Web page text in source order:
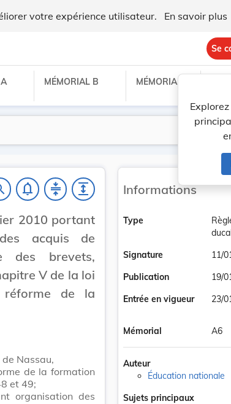
votre expérience utilisateur. En savoir plus
Se
MÉMORIAL B MÉMORIAL C
Lancer
notifications_none compress expand
2010 portant
acquis de
des brevets,
V de la loi
de la
Nassau,
de la formation
et 49;
organisation des
Informations
Type
Signature
11/
Publication
19/
Entrée en vigueur
23/
Mémorial A6
Auteur
Éducation nationale
Sujets principaux